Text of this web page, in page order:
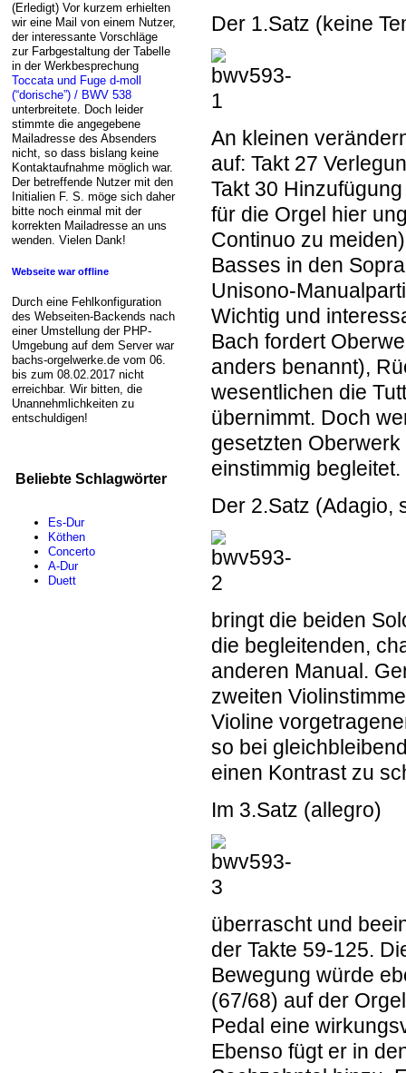
(Erledigt) Vor kurzem erhielten
wir eine Mail von einem Nutzer,
der interessante Vorschläge
zur Farbgestaltung der Tabelle
in der Werkbesprechung
Toccata und Fuge d-moll
(“dorische”) / BWV 538
unterbreitete. Doch leider
stimmte die angegebene
Mailadresse des Absenders
nicht, so dass bislang keine
Kontaktaufnahme möglich war.
Der betreffende Nutzer mit den
Initialien F. S. möge sich daher
bitte noch einmal mit der
korrekten Mailadresse an uns
wenden. Vielen Dank!
Webseite war offline
Durch eine Fehlkonfiguration
des Webseiten-Backends nach
einer Umstellung der PHP-
Umgebung auf dem Server war
bachs-orgelwerke.de vom 06.
bis zum 08.02.2017 nicht
erreichbar. Wir bitten, die
Unannehmlichkeiten zu
entschuldigen!
Beliebte Schlagwörter
Es-Dur
Köthen
Concerto
A-Dur
Duett
Der 1.Satz (keine
An kleinen
auf: Takt 27
Takt 30
für die Orgel hier
Continuo zu
Basses in den
Unisono-
Wichtig und
Bach fordert
anders benannt),
wesentlichen die
übernimmt. Doch
gesetzten
einstimmig begleitet.
Der 2.Satz (Adagio,
bringt die beiden
die begleitenden,
anderen Manual.
zweiten
Violine
so bei
einen Kontrast zu
Im 3.Satz (allegro)
überrascht und
der Takte 59-125.
Bewegung würde
(67/68) auf der
Pedal eine
Ebenso fügt er in